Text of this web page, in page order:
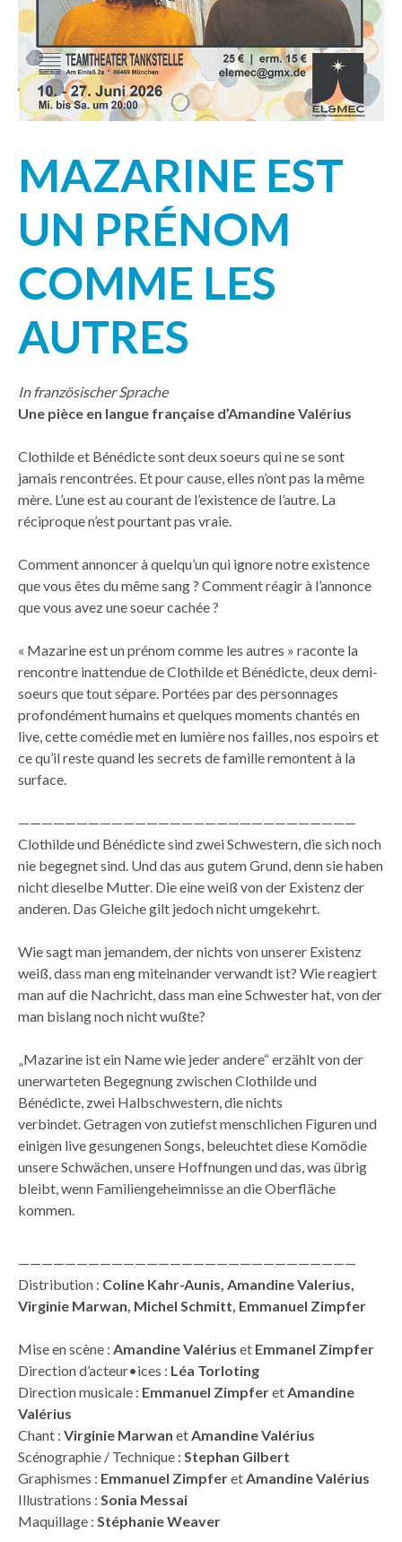
MAZARINE EST
UN PRÉNOM
COMME LES
AUTRES
In französischer Sprache
Une pièce en langue française d’Amandine Valérius
Clothilde et Bénédicte sont deux soeurs qui ne se sont
jamais rencontrées. Et pour cause, elles n’ont pas la même
mère. L’une est au courant de l’existence de l’autre. La
réciproque n’est pourtant pas vraie.
Comment annoncer à quelqu’un qui ignore notre existence
que vous êtes du même sang ? Comment réagir à l’annonce
que vous avez une soeur cachée ?
« Mazarine est un prénom comme les autres » raconte la
rencontre inattendue de Clothilde et Bénédicte, deux demi-
soeurs que tout sépare. Portées par des personnages
profondément humains et quelques moments chantés en
live, cette comédie met en lumière nos failles, nos espoirs et
ce qu’il reste quand les secrets de famille remontent à la
surface.
—————————————————————————————
Clothilde und Bénédicte sind zwei Schwestern, die sich noch
nie begegnet sind. Und das aus gutem Grund, denn sie haben
nicht dieselbe Mutter. Die eine weiß von der Existenz der
anderen. Das Gleiche gilt jedoch nicht umgekehrt.
Wie sagt man jemandem, der nichts von unserer Existenz
weiß, dass man eng miteinander verwandt ist? Wie reagiert
man auf die Nachricht, dass man eine Schwester hat, von der
man bislang noch nicht wußte?
„Mazarine ist ein Name wie jeder andere“ erzählt von der
unerwarteten Begegnung zwischen Clothilde und
Bénédicte, zwei Halbschwestern, die nichts
verbindet. Getragen von zutiefst menschlichen Figuren und
einigen live gesungenen Songs, beleuchtet diese Komödie
unsere Schwächen, unsere Hoffnungen und das, was übrig
bleibt, wenn Familiengeheimnisse an die Oberfläche
kommen.
—————————————————————————————
Distribution : Coline Kahr-Aunis, Amandine Valerius,
Virginie Marwan, Michel Schmitt, Emmanuel Zimpfer
Mise en scène : Amandine Valérius et Emmanel Zimpfer
Direction d’acteur•ices : Léa Torloting
Direction musicale : Emmanuel ZimpferetAmandine
Valérius
Chant : Virginie Marwan etAmandine Valérius
Scénographie / Technique : Stephan Gilbert
Graphismes : Emmanuel ZimpferetAmandine Valérius
Illustrations : Sonia Messai
Maquillage : Stéphanie Weaver